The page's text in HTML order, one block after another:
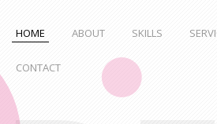
HOME ABOUT SKILLS
CONTACT